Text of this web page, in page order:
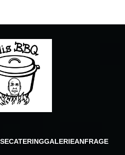
CATERINGGALERIEANFRAGE